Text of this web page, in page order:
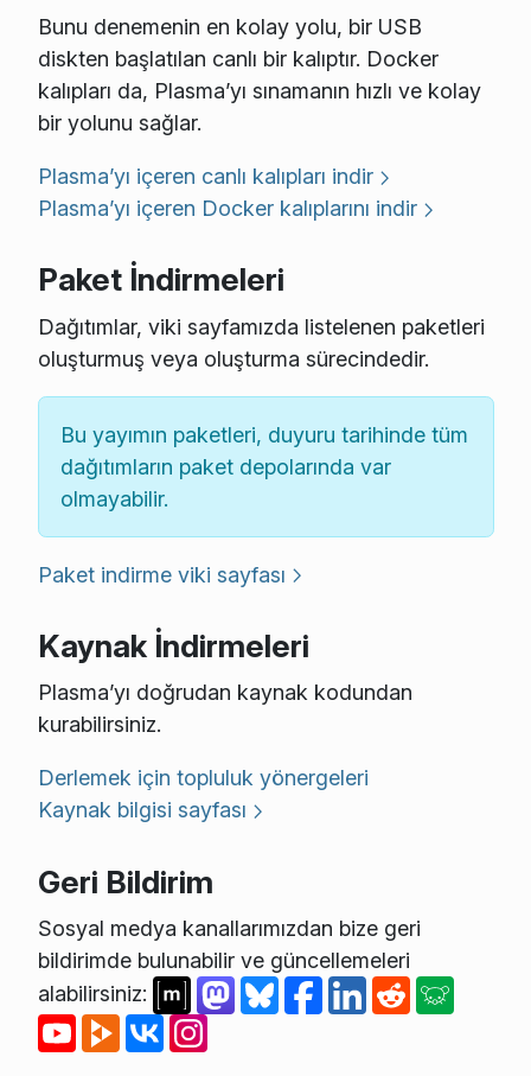
Bunu denemenin en kolay yolu, bir USB
diskten başlatılan canlı bir kalıptır. Docker
kalıpları da, Plasma’yı sınamanın hızlı ve kolay
bir yolunu sağlar.
Plasma’yı içeren canlı kalıpları indir
Plasma’yı içeren Docker kalıplarını indir
Paket İndirmeleri
Dağıtımlar, viki sayfamızda listelenen paketleri
oluşturmuş veya oluşturma sürecindedir.
Bu yayımın paketleri, duyuru tarihinde tüm
dağıtımların paket depolarında var
olmayabilir.
Paket indirme viki sayfası
Kaynak İndirmeleri
Plasma’yı doğrudan kaynak kodundan
kurabilirsiniz.
Derlemek için topluluk yönergeleri
Kaynak bilgisi sayfası
Geri Bildirim
Sosyal medya kanallarımızdan bize geri
bildirimde bulunabilir ve güncellemeleri
alabilirsiniz: